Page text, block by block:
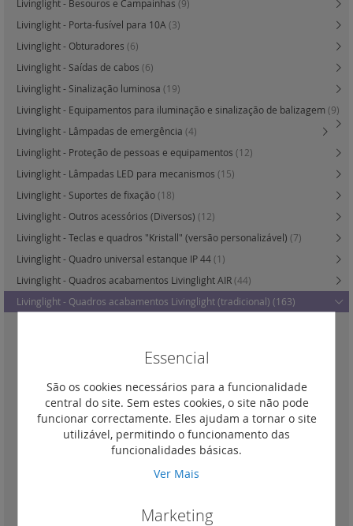
Livinglight - Besouros e Campainhas (9)
Livinglight - Porta-fusível para 10A (3)
Livinglight - Obturadores (6)
Livinglight - Saídas de cabos (6)
Livinglight - Sinalização luminosa (19)
Livinglight - Equipamentos para iluminação e sinalização de balizagem (9)
Livinglight - Lâmpadas de emergência (4)
Livinglight - Proteção de pessoas e equipamentos (12)
Livinglight - Lâmpadas LED para mecanismos (15)
Livinglight - Suportes de fixação(18)
Livinglight - Outros acessórios (Diversos) (12)
Livinglight - Teclas e quadros "Kristall" (versão personalizável) (7)
Livinglight - Quadro universal estanque IP 44(1)
Livinglight - Quadros acabamentos Livinglight AIR(44)
Livinglight - Quadros acabamentos Livinglight (tradicional) (163)
Prata satinada(9)
Aço escovado(7)
Essencial
São os cookies necessários para a funcionalidade
central do site. Sem estes cookies, o site não pode
funcionar correctamente. Eles ajudam a tornar o site
utilizável, permitindo o funcionamento das
funcionalidades básicas.
Ver Mais
Marketing